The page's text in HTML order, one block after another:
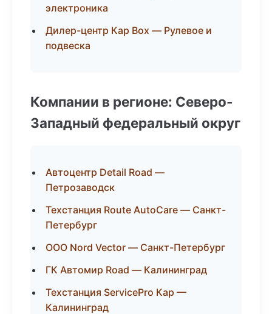
электроника
Дилер-центр Кар Box — Рулевое и
подвеска
Компании в регионе: Северо-
Западный федеральный округ
Автоцентр Detail Road —
Петрозаводск
Техстанция Route AutoCare — Санкт-
Петербург
ООО Nord Vector — Санкт-Петербург
ГК Автомир Road — Калининград
Техстанция ServicePro Кар —
Калининград